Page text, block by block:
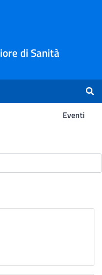
di Sanità
Eventi
-